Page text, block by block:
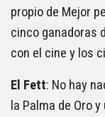
propio de Mejor
cinco ganadoras
con el cine y los
El Fett: No hay
la Palma de Oro